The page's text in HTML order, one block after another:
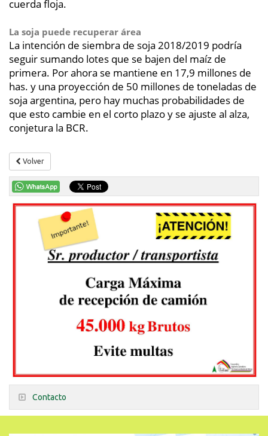
cuerda floja.
La soja puede recuperar área
La intención de siembra de soja 2018/2019 podría
seguir sumando lotes que se bajen del maíz de
primera. Por ahora se mantiene en 17,9 millones de
has. y una proyección de 50 millones de toneladas de
soja argentina, pero hay muchas probabilidades de
que esto cambie en el corto plazo y se ajuste al alza,
conjetura la BCR.
Volver
Contacto